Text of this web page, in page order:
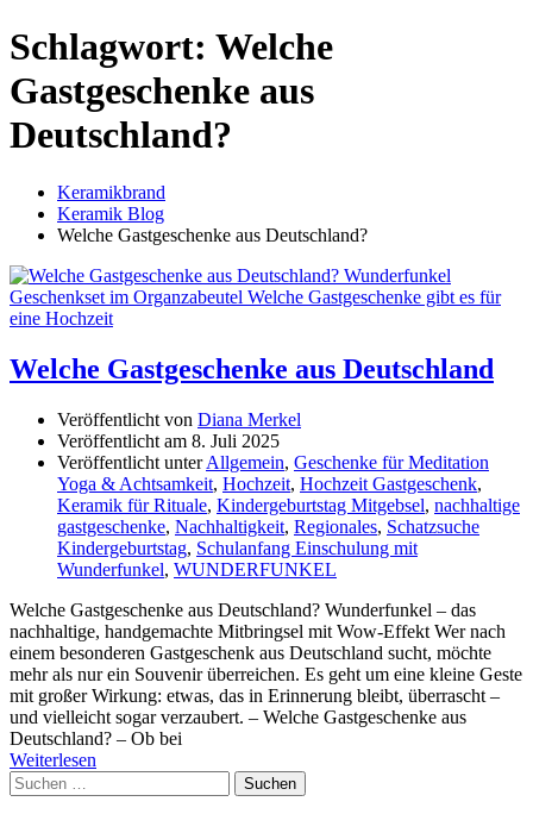
Schlagwort: Welche
Gastgeschenke aus
Deutschland?
Keramikbrand
Keramik Blog
Welche Gastgeschenke aus Deutschland?
Welche Gastgeschenke aus Deutschland
Veröffentlicht von Diana Merkel
Veröffentlicht am 8. Juli 2025
Veröffentlicht unterAllgemein, Geschenke für Meditation
Yoga & Achtsamkeit, Hochzeit, Hochzeit Gastgeschenk,
Keramik für Rituale, Kindergeburtstag Mitgebsel, nachhaltige
gastgeschenke, Nachhaltigkeit, Regionales, Schatzsuche
Kindergeburtstag, Schulanfang Einschulung mit
Wunderfunkel, WUNDERFUNKEL
Welche Gastgeschenke aus Deutschland? Wunderfunkel – das
nachhaltige, handgemachte Mitbringsel mit Wow-Effekt Wer nach
einem besonderen Gastgeschenk aus Deutschland sucht, möchte
mehr als nur ein Souvenir überreichen. Es geht um eine kleine Geste
mit großer Wirkung: etwas, das in Erinnerung bleibt, überrascht –
und vielleicht sogar verzaubert. – Welche Gastgeschenke aus
Deutschland? – Ob bei
Weiterlesen
Suchen
nach: